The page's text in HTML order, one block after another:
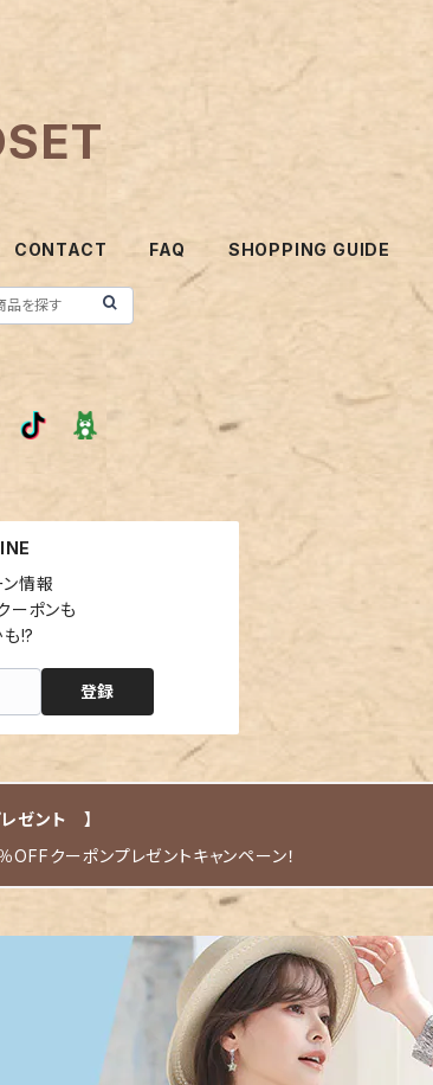
CONTACT FAQ SHOPPING GUIDE
情報
ーポンも
!?
登録
ゼント 】
クーポンプレゼントキャンペーン！